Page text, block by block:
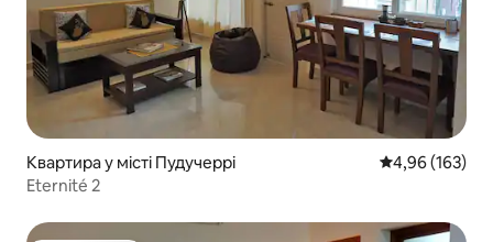
Квартира у місті Пудучеррі Середня
4,96 (163)
Eternité 2